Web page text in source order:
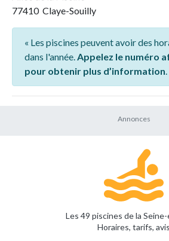
77410 Claye-Souilly
« Les piscines peuvent avoir des
dans l'année.Appelez le numéro
pour obtenir plus d’information.
Les 49 piscines de la
Horaires, tarifs, avis